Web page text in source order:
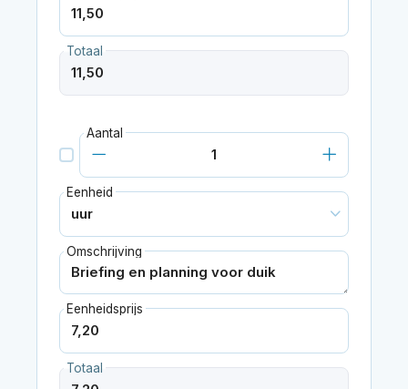
Totaal
Aantal
Eenheid
Omschrijving
Eenheidsprijs
Totaal